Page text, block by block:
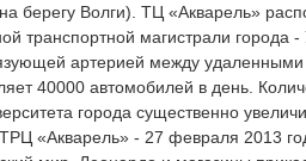
берегу Волги). ТЦ «Акварель»
транспортной магистрали города
артерией между
40000 автомобилей в день.
города существенно
«Акварель» - 27 февраля 2013